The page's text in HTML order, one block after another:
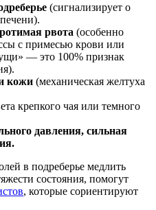
(сигнализирует о
рвота (особенно
с примесью крови или
— это 100% признак
кожи (механическая желтуха
крепкого чая или темного
давления, сильная
в подреберье медлить
состояния, помогут
, которые сориентируют